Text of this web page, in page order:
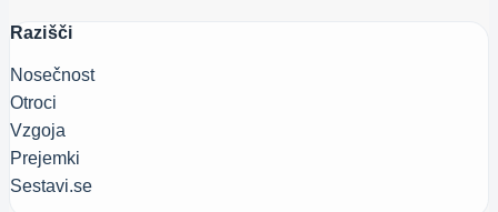
Razišči
Nosečnost
Otroci
Vzgoja
Prejemki
Sestavi.se